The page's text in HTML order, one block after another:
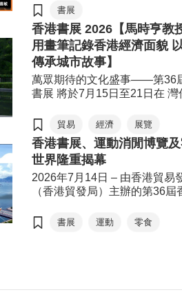
21日（星期三至星期二）於香
展覽中心舉行。今年三項展覽
聚超過770家展商，來自約30個
及地區，為入場人士帶來集閱
動與消閒於一體的盛夏旅程。
書展
香港書展 2026【馬時亨教
用畫筆記錄香港經濟面貌
傳承城市故事】
萬眾期待的文化盛事——第36
書展 將於7月15日至21日在 灣
生」為年度主題，帶領讀者從
發，探索世界各地的歷史、文
活風貌。
適逢 貿發局60周年 ，主席 馬
授 今年特別聯同本地藝術家
生，攜手用畫筆記錄香港經濟
歡迎觀看宣傳短片，率先感受
貿易 經濟 展覽
香港書展、運動消閒博覽
世界隆重揭幕
2026年7月14日 – 由香港貿易
（香港貿發局）主辦的第36屆
界，將於今天7月15日至21日（
三至星期二）於香港會議展覽
體的盛夏旅程。展覽首日（7
書展 運動 零食